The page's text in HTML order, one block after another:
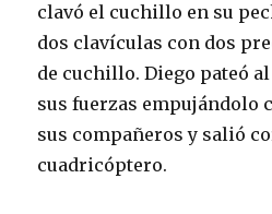
clavó el cuchillo en su
dos clavículas con dos
de cuchillo. Diego pateó
sus fuerzas empujándolo
sus compañeros y salió
cuadricóptero.